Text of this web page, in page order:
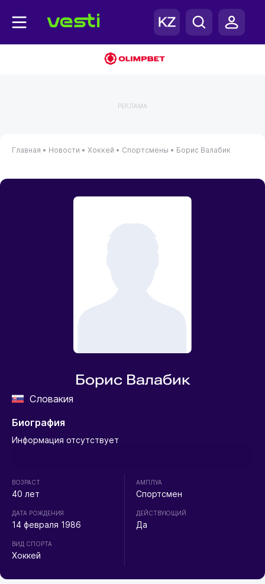
РЕКЛАМА
Главная • Новости • Хоккей • Спортсмены • Борис Валабик
Борис Валабик
Словакия
Биография
Информация отсутствует
ВОЗРАСТ
40 лет
ДАТА РОЖДЕНИЯ
14 февраля 1986
ВИД СПОРТА
Хоккей
АМПЛУА
Спортсмен
ДЕЙСТВУЮЩИЙ
Да